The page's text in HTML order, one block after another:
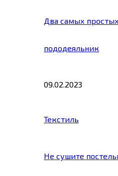
Два самых
пододеяльник
09.02.2023
Текстиль
Не сушите